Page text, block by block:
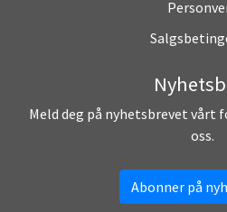
Meld deg på nyhetsbrevet vårt
oss.
Abonner på